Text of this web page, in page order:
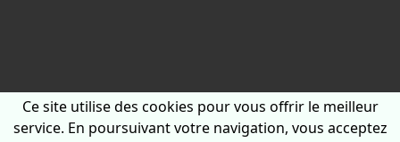
Ce site utilise des cookies pour vous offrir le meilleur
service. En poursuivant votre navigation, vous acceptez